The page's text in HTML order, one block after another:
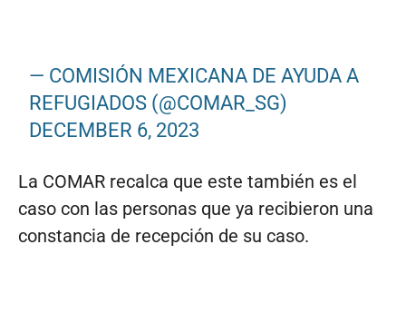
— COMISIÓN MEXICANA DE AYUDA A
REFUGIADOS (@COMAR_SG)
DECEMBER 6, 2023
La COMAR recalca que este también es el
caso con las personas que ya recibieron una
constancia de recepción de su caso.